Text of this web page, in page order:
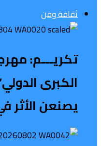
ثقافة وفن
تكريـــم:
الكبرى
يصنعن